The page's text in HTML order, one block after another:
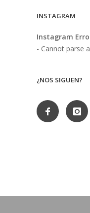
INSTAGRAM
Instagram
- Cannot parse
¿NOS SIGUEN?